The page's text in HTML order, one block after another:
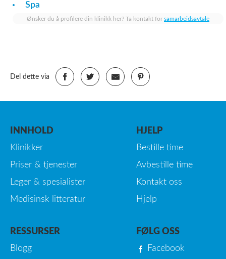
Spa
Ønsker du å profilere din klinikk her? Ta kontakt for samarbeidsavtale
Del dette via
INNHOLD
Klinikker
Priser & tjenester
Leger & spesialister
Medisinsk litteratur
HJELP
Bestille time
Avbestille time
Kontakt oss
Hjelp
RESSURSER
Blogg
FØLG OSS
Facebook